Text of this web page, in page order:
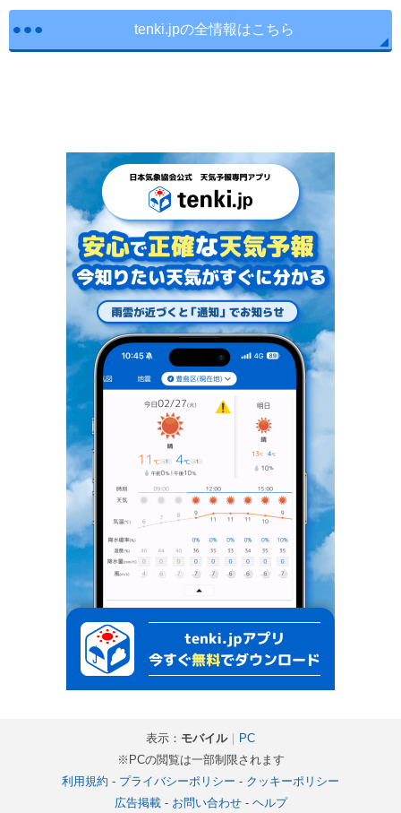
tenki.jpの全情報はこちら
表示： モバイル｜ PC
※PCの閲覧は一部制限されます
利用規約 - プライバシーポリシー - クッキーポリシー
広告掲載- お問い合わせ- ヘルプ